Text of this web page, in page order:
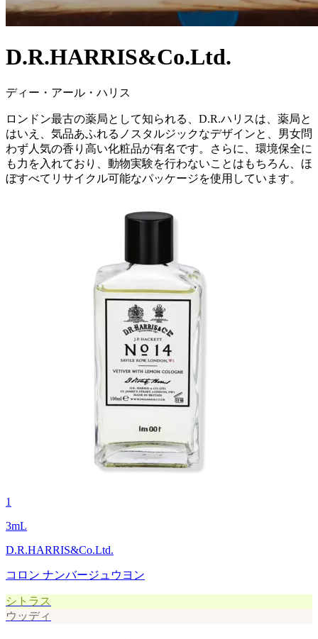
D.R.HARRIS&Co.Ltd.
ディー・アール・ハリス
ロンドン最古の薬局として知られる、D.R.ハリスは、薬局と
はいえ、気品あふれるノスタルジックなデザインと、男女問
わず人気の香り高い化粧品が有名です。さらに、環境保全に
も力を入れており、動物実験を行わないことはもちろん、ほ
ぼすべてリサイクル可能なパッケージを使用しています。
1
3mL
D.R.HARRIS&Co.Ltd.
コロン ナンバージュウヨン
シトラス
ウッディ